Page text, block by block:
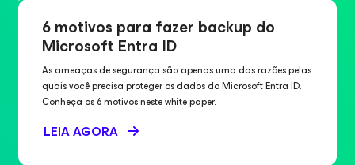
6 motivos para fazer backup do
Microsoft Entra ID
As ameaças de segurança são apenas uma das razões pelas
quais você precisa proteger os dados do Microsoft Entra ID.
Conheça os 6 motivos neste white paper.
LEIA AGORA